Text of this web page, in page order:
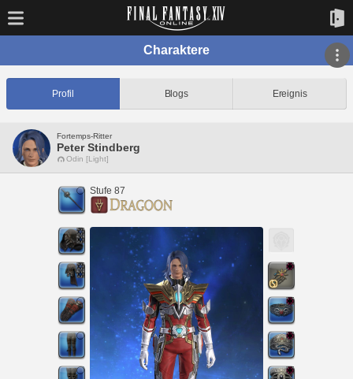
Charaktere
Profil Blogs Ereignis
Fortemps-Ritter
Peter Stindberg
Odin [Light]
Stufe 87